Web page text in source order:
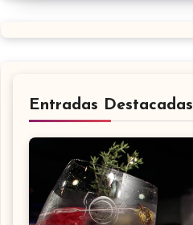
Entradas Destacadas